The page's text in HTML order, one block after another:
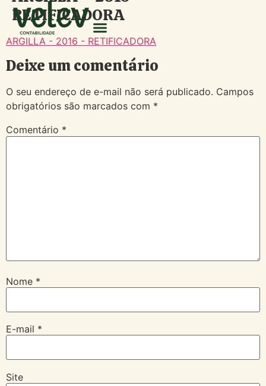
RETIFICADORA
ARGILLA - 2016 - RETIFICADORA
Deixe um comentário
O seu endereço de e-mail não será publicado. Campos
obrigatórios são marcados com *
Comentário *
Nome *
E-mail *
Site